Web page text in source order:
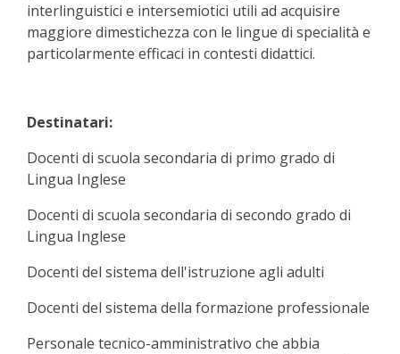
interlinguistici e intersemiotici utili ad acquisire
maggiore dimestichezza con le lingue di specialità e
particolarmente efficaci in contesti didattici.
Destinatari:
Docenti di scuola secondaria di primo grado di
Lingua Inglese
Docenti di scuola secondaria di secondo grado di
Lingua Inglese
Docenti del sistema dell'istruzione agli adulti
Docenti del sistema della formazione professionale
Personale tecnico-amministrativo che abbia